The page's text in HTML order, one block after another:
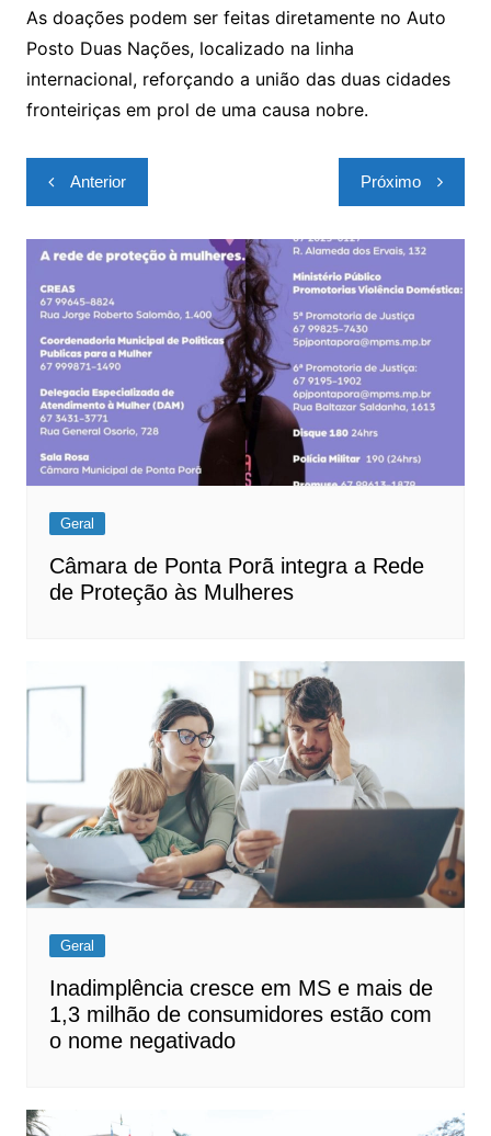
As doações podem ser feitas diretamente no Auto
Posto Duas Nações, localizado na linha
internacional, reforçando a união das duas cidades
fronteiriças em prol de uma causa nobre.
Navegação
de
Post
Anterior Próximo
Geral
Câmara de Ponta Porã integra a Rede
de Proteção às Mulheres
Geral
Inadimplência cresce em MS e mais de
1,3 milhão de consumidores estão com
o nome negativado